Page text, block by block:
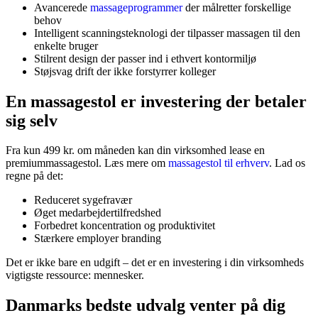
Avancerede massageprogrammerder målretter forskellige
behov
Intelligent scanningsteknologi der tilpasser massagen til den
enkelte bruger
Stilrent design der passer ind i ethvert kontormiljø
Støjsvag drift der ikke forstyrrer kolleger
En massagestol er investering der betaler
sig selv
Fra kun 499 kr. om måneden kan din virksomhed lease en
premiummassagestol. Læs mere om massagestol til erhverv. Lad os
regne på det:
Reduceret sygefravær
Øget medarbejdertilfredshed
Forbedret koncentration og produktivitet
Stærkere employer branding
Det er ikke bare en udgift – det er en investering i din virksomheds
vigtigste ressource: mennesker.
Danmarks bedste udvalg venter på dig